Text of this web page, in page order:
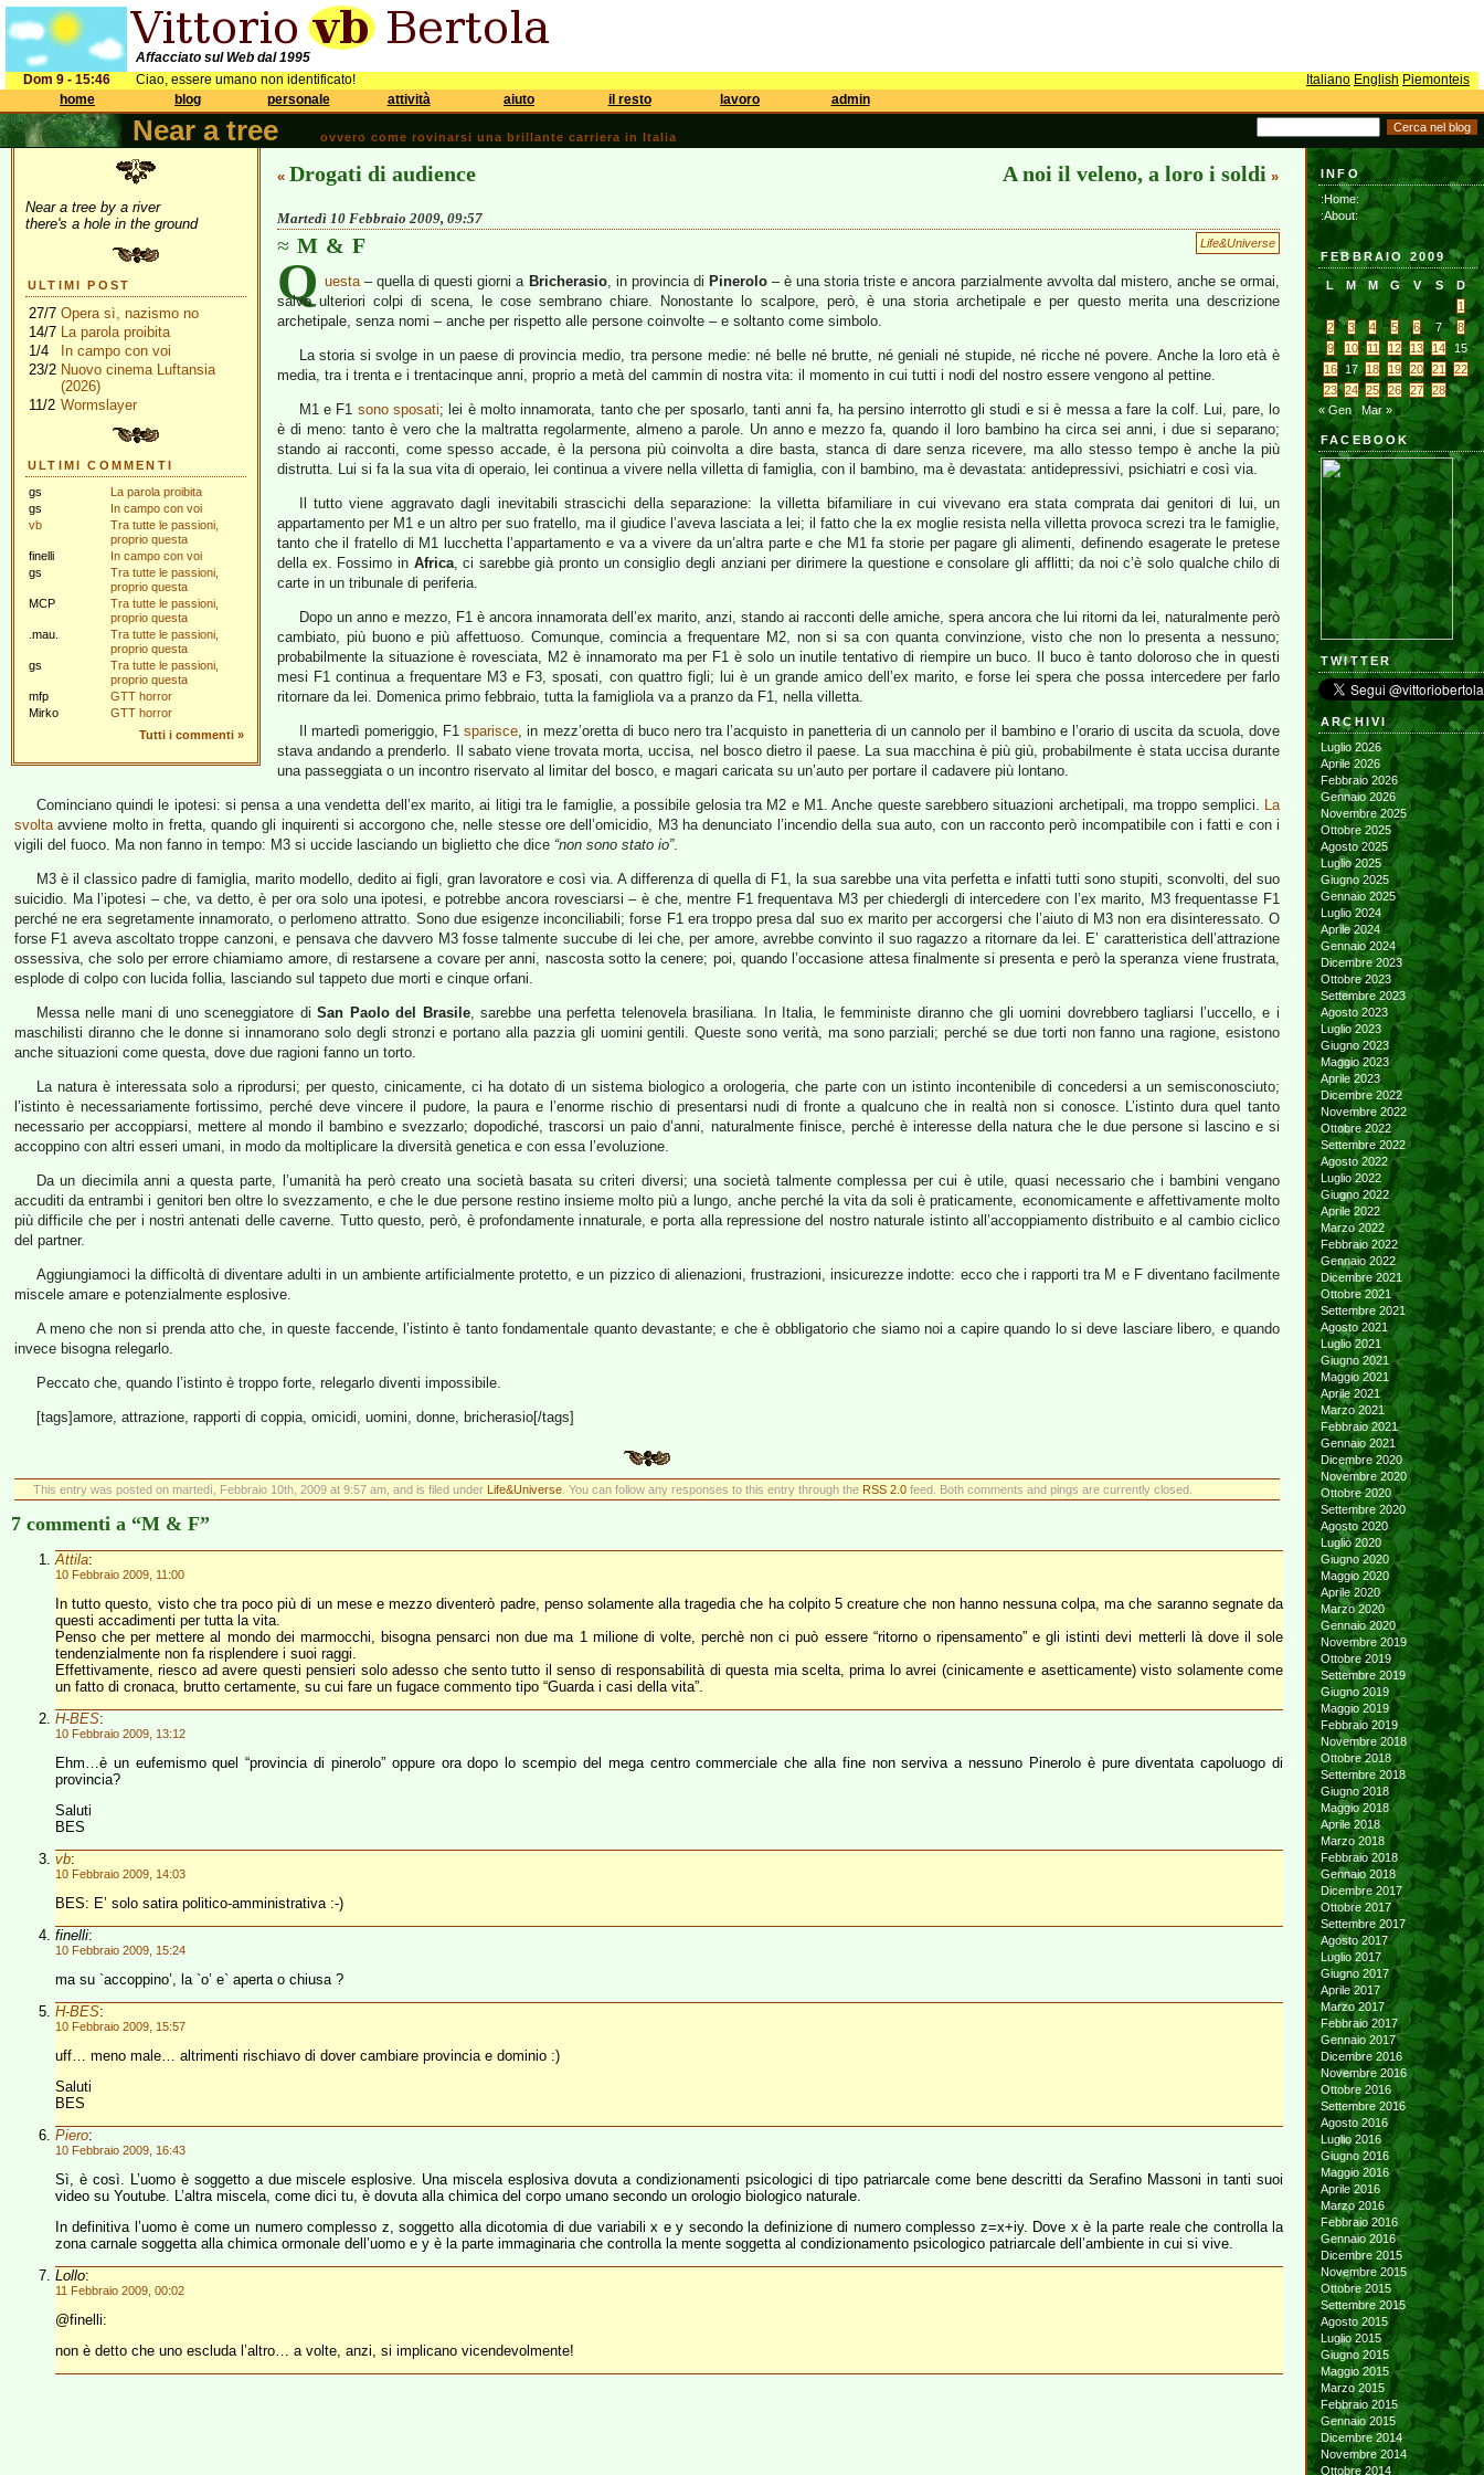
Affacciato sul Web dal 1995
Dom 9 - 15:46
Ciao, essere umano non identificato! Italiano English Piemonteis
home
blog personale attività aiuto il resto lavoro admin
Near a tree ovvero come rovinarsi una brillante carriera in Italia
Near a tree by a river
there's a hole in the ground
ULTIMI POST
27/7 Opera sì, nazismo no
14/7 La parola proibita
1/4
In campo con voi
23/2 Nuovo cinema Luftansia
(2026)
11/2 Wormslayer
ULTIMI COMMENTI
gs
La parola proibita
gs
In campo con voi
vb
Tra tutte le passioni,
proprio questa
finelli
In campo con voi
gs
Tra tutte le passioni,
proprio questa
MCP
Tra tutte le passioni,
proprio questa
.mau.
Tra tutte le passioni,
proprio questa
gs
Tra tutte le passioni,
proprio questa
mfp
GTT horror
Mirko
GTT horror
Tutti i commenti »
« Drogati di audience A noi il veleno, a loro i soldi »
Martedì 10 Febbraio 2009, 09:57
Life&Universe
M & F
Q uesta– quella di questi giorni a Bricherasio, in provincia di Pinerolo– è una storia triste e ancora parzialmente avvolta dal mistero, anche se ormai,
salvo ulteriori colpi di scena, le cose sembrano chiare. Nonostante lo scalpore, però, è una storia archetipale e per questo merita una descrizione
archetipale, senza nomi – anche per rispetto alle persone coinvolte – e soltanto come simbolo.
La storia si svolge in un paese di provincia medio, tra persone medie: né belle né brutte, né geniali né stupide, né ricche né povere. Anche la loro età è
media, tra i trenta e i trentacinque anni, proprio a metà del cammin di nostra vita: il momento in cui tutti i nodi del nostro essere vengono al pettine.
M1 e F1 sono sposati; lei è molto innamorata, tanto che per sposarlo, tanti anni fa, ha persino interrotto gli studi e si è messa a fare la colf. Lui, pare, lo
è di meno: tanto è vero che la maltratta regolarmente, almeno a parole. Un anno e mezzo fa, quando il loro bambino ha circa sei anni, i due si separano;
stando ai racconti, come spesso accade, è la persona più coinvolta a dire basta, stanca di dare senza ricevere, ma allo stesso tempo è anche la più
distrutta. Lui si fa la sua vita di operaio, lei continua a vivere nella villetta di famiglia, con il bambino, ma è devastata: antidepressivi, psichiatri e così via.
Il tutto viene aggravato dagli inevitabili strascichi della separazione: la villetta bifamiliare in cui vivevano era stata comprata dai genitori di lui, un
appartamento per M1 e un altro per suo fratello, ma il giudice l’aveva lasciata a lei; il fatto che la ex moglie resista nella villetta provoca screzi tra le famiglie,
tanto che il fratello di M1 lucchetta l’appartamento e va a vivere da un’altra parte e che M1 fa storie per pagare gli alimenti, definendo esagerate le pretese
della ex. Fossimo in Africa, ci sarebbe già pronto un consiglio degli anziani per dirimere la questione e consolare gli afflitti; da noi c’è solo qualche chilo di
carte in un tribunale di periferia.
Dopo un anno e mezzo, F1 è ancora innamorata dell’ex marito, anzi, stando ai racconti delle amiche, spera ancora che lui ritorni da lei, naturalmente però
cambiato, più buono e più affettuoso. Comunque, comincia a frequentare M2, non si sa con quanta convinzione, visto che non lo presenta a nessuno;
probabilmente la situazione è rovesciata, M2 è innamorato ma per F1 è solo un inutile tentativo di riempire un buco. Il buco è tanto doloroso che in questi
mesi F1 continua a frequentare M3 e F3, sposati, con quattro figli; lui è un grande amico dell’ex marito, e forse lei spera che possa intercedere per farlo
ritornare da lei. Domenica primo febbraio, tutta la famigliola va a pranzo da F1, nella villetta.
Il martedì pomeriggio, F1sparisce, in mezz’oretta di buco nero tra l’acquisto in panetteria di un cannolo per il bambino e l’orario di uscita da scuola, dove
stava andando a prenderlo. Il sabato viene trovata morta, uccisa, nel bosco dietro il paese. La sua macchina è più giù, probabilmente è stata uccisa durante
una passeggiata o un incontro riservato al limitar del bosco, e magari caricata su un’auto per portare il cadavere più lontano.
Cominciano quindi le ipotesi: si pensa a una vendetta dell’ex marito, ai litigi tra le famiglie, a possibile gelosia tra M2 e M1. Anche queste sarebbero situazioni archetipali, ma troppo semplici. La
svoltaavviene molto in fretta, quando gli inquirenti si accorgono che, nelle stesse ore dell’omicidio, M3 ha denunciato l’incendio della sua auto, con un racconto però incompatibile con i fatti e con i
vigili del fuoco. Ma non fanno in tempo: M3 si uccide lasciando un biglietto che dice “non sono stato io”.
M3 è il classico padre di famiglia, marito modello, dedito ai figli, gran lavoratore e così via. A differenza di quella di F1, la sua sarebbe una vita perfetta e infatti tutti sono stupiti, sconvolti, del suo
suicidio. Ma l’ipotesi – che, va detto, è per ora solo una ipotesi, e potrebbe ancora rovesciarsi – è che, mentre F1 frequentava M3 per chiedergli di intercedere con l’ex marito, M3 frequentasse F1
perché ne era segretamente innamorato, o perlomeno attratto. Sono due esigenze inconciliabili; forse F1 era troppo presa dal suo ex marito per accorgersi che l’aiuto di M3 non era disinteressato. O
forse F1 aveva ascoltato troppe canzoni, e pensava che davvero M3 fosse talmente succube di lei che, per amore, avrebbe convinto il suo ragazzo a ritornare da lei. E’ caratteristica dell’attrazione
ossessiva, che solo per errore chiamiamo amore, di restarsene a covare per anni, nascosta sotto la cenere; poi, quando l’occasione attesa finalmente si presenta e però la speranza viene frustrata,
esplode di colpo con lucida follia, lasciando sul tappeto due morti e cinque orfani.
Messa nelle mani di uno sceneggiatore diSan Paolo del Brasile, sarebbe una perfetta telenovela brasiliana. In Italia, le femministe diranno che gli uomini dovrebbero tagliarsi l’uccello, e i
maschilisti diranno che le donne si innamorano solo degli stronzi e portano alla pazzia gli uomini gentili. Queste sono verità, ma sono parziali; perché se due torti non fanno una ragione, esistono
anche situazioni come questa, dove due ragioni fanno un torto.
La natura è interessata solo a riprodursi; per questo, cinicamente, ci ha dotato di un sistema biologico a orologeria, che parte con un istinto incontenibile di concedersi a un semisconosciuto;
l’istinto è necessariamente fortissimo, perché deve vincere il pudore, la paura e l’enorme rischio di presentarsi nudi di fronte a qualcuno che in realtà non si conosce. L’istinto dura quel tanto
necessario per accoppiarsi, mettere al mondo il bambino e svezzarlo; dopodiché, trascorsi un paio d’anni, naturalmente finisce, perché è interesse della natura che le due persone si lascino e si
accoppino con altri esseri umani, in modo da moltiplicare la diversità genetica e con essa l’evoluzione.
Da un diecimila anni a questa parte, l’umanità ha però creato una società basata su criteri diversi; una società talmente complessa per cui è utile, quasi necessario che i bambini vengano
accuditi da entrambi i genitori ben oltre lo svezzamento, e che le due persone restino insieme molto più a lungo, anche perché la vita da soli è praticamente, economicamente e affettivamente molto
più difficile che per i nostri antenati delle caverne. Tutto questo, però, è profondamente innaturale, e porta alla repressione del nostro naturale istinto all’accoppiamento distribuito e al cambio ciclico
del partner.
Aggiungiamoci la difficoltà di diventare adulti in un ambiente artificialmente protetto, e un pizzico di alienazioni, frustrazioni, insicurezze indotte: ecco che i rapporti tra M e F diventano facilmente
miscele amare e potenzialmente esplosive.
A meno che non si prenda atto che, in queste faccende, l’istinto è tanto fondamentale quanto devastante; e che è obbligatorio che siamo noi a capire quando lo si deve lasciare libero, e quando
invece bisogna relegarlo.
Peccato che, quando l’istinto è troppo forte, relegarlo diventi impossibile.
[tags]amore, attrazione, rapporti di coppia, omicidi, uomini, donne, bricherasio[/tags]
This entry was posted on martedì, Febbraio 10th, 2009 at 9:57 am, and is filed under Life&Universe. You can follow any responses to this entry through the RSS 2.0feed. Both comments and pings are currently closed.
7 commenti a “M & F”
Attila:
10 Febbraio 2009, 11:00
In tutto questo, visto che tra poco più di un mese e mezzo diventerò padre, penso solamente alla tragedia che ha colpito 5 creature che non hanno nessuna colpa, ma che saranno segnate da
questi accadimenti per tutta la vita.
Penso che per mettere al mondo dei marmocchi, bisogna pensarci non due ma 1 milione di volte, perchè non ci può essere “ritorno o ripensamento” e gli istinti devi metterli là dove il sole
tendenzialmente non fa risplendere i suoi raggi.
Effettivamente, riesco ad avere questi pensieri solo adesso che sento tutto il senso di responsabilità di questa mia scelta, prima lo avrei (cinicamente e asetticamente) visto solamente come
un fatto di cronaca, brutto certamente, su cui fare un fugace commento tipo “Guarda i casi della vita”.
H-BES:
10 Febbraio 2009, 13:12
Ehm…è un eufemismo quel “provincia di pinerolo” oppure ora dopo lo scempio del mega centro commerciale che alla fine non serviva a nessuno Pinerolo è pure diventata capoluogo di
provincia?
Saluti
BES
vb:
10 Febbraio 2009, 14:03
BES: E’ solo satira politico-amministrativa :-)
finelli:
10 Febbraio 2009, 15:24
ma su `accoppino’, la `o’ e` aperta o chiusa ?
H-BES:
10 Febbraio 2009, 15:57
uff… meno male… altrimenti rischiavo di dover cambiare provincia e dominio :)
Saluti
BES
Piero:
10 Febbraio 2009, 16:43
Sì, è così. L’uomo è soggetto a due miscele esplosive. Una miscela esplosiva dovuta a condizionamenti psicologici di tipo patriarcale come bene descritti da Serafino Massoni in tanti suoi
video su Youtube. L’altra miscela, come dici tu, è dovuta alla chimica del corpo umano secondo un orologio biologico naturale.
In definitiva l’uomo è come un numero complesso z, soggetto alla dicotomia di due variabili x e y secondo la definizione di numero complesso z=x+iy. Dove x è la parte reale che controlla la
zona carnale soggetta alla chimica ormonale dell’uomo e y è la parte immaginaria che controlla la mente soggetta al condizionamento psicologico patriarcale dell’ambiente in cui si vive.
Lollo:
11 Febbraio 2009, 00:02
@finelli:
non è detto che uno escluda l’altro… a volte, anzi, si implicano vicendevolmente!
INFO
:Home:
:About:
FEBBRAIO 2009
L M M G V S
D
1
2
3 4 5 6 7
8
9
10 11 12 13 14
15
16
17 18 19 20 21
22
23
24 25 26 27
28
« Gen
Mar »
FACEBOOK
TWITTER
ARCHIVI
Luglio 2026
Aprile 2026
Febbraio 2026
Gennaio 2026
Novembre 2025
Ottobre 2025
Agosto 2025
Luglio 2025
Giugno 2025
Gennaio 2025
Luglio 2024
Aprile 2024
Gennaio 2024
Dicembre 2023
Ottobre 2023
Settembre 2023
Agosto 2023
Luglio 2023
Giugno 2023
Maggio 2023
Aprile 2023
Dicembre 2022
Novembre 2022
Ottobre 2022
Settembre 2022
Agosto 2022
Luglio 2022
Giugno 2022
Aprile 2022
Marzo 2022
Febbraio 2022
Gennaio 2022
Dicembre 2021
Ottobre 2021
Settembre 2021
Agosto 2021
Luglio 2021
Giugno 2021
Maggio 2021
Aprile 2021
Marzo 2021
Febbraio 2021
Gennaio 2021
Dicembre 2020
Novembre 2020
Ottobre 2020
Settembre 2020
Agosto 2020
Luglio 2020
Giugno 2020
Maggio 2020
Aprile 2020
Marzo 2020
Gennaio 2020
Novembre 2019
Ottobre 2019
Settembre 2019
Giugno 2019
Maggio 2019
Febbraio 2019
Novembre 2018
Ottobre 2018
Settembre 2018
Giugno 2018
Maggio 2018
Aprile 2018
Marzo 2018
Febbraio 2018
Gennaio 2018
Dicembre 2017
Ottobre 2017
Settembre 2017
Agosto 2017
Luglio 2017
Giugno 2017
Aprile 2017
Marzo 2017
Febbraio 2017
Gennaio 2017
Dicembre 2016
Novembre 2016
Ottobre 2016
Settembre 2016
Agosto 2016
Luglio 2016
Giugno 2016
Maggio 2016
Aprile 2016
Marzo 2016
Febbraio 2016
Gennaio 2016
Dicembre 2015
Novembre 2015
Ottobre 2015
Settembre 2015
Agosto 2015
Luglio 2015
Giugno 2015
Maggio 2015
Marzo 2015
Febbraio 2015
Gennaio 2015
Dicembre 2014
Novembre 2014
Ottobre 2014